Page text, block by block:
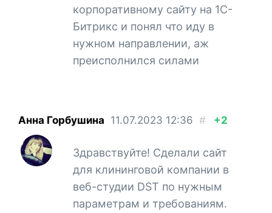
корпоративному сайту на 1С-
Битрикс и понял что иду в
нужном направлении, аж
преисполнился силами
Анна Горбушина 11.07.2023 12:36 # +2
Здравствуйте! Сделали сайт
для клининговой компании в
веб-студии DST по нужным
параметрам и требованиям.